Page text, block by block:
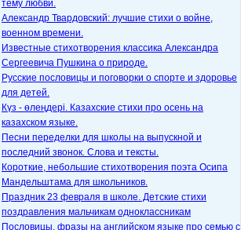
тему любви.
Александр Твардовский: лучшие стихи о войне,
военном времени.
Известные стихотворения классика Александра
Сергеевича Пушкина о природе.
Русские пословицы и поговорки о спорте и здоровье
для детей.
Күз - өлеңдері. Казахские стихи про осень на
казахском языке.
Песни переделки для школы на выпускной и
последний звонок. Слова и тексты.
Короткие, небольшие стихотворения поэта Осипа
Мандельштама для школьников.
Праздник 23 февраля в школе. Детские стихи
поздравления мальчикам одноклассникам
Пословицы, фразы на английском языке про семью с